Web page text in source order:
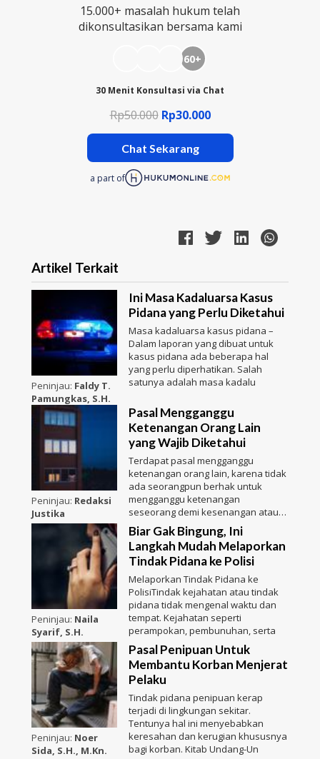
15.000+ masalah hukum telah
dikonsultasikan bersama kami
60+
30 Menit Konsultasi via Chat
Rp50.000 Rp30.000
Chat Sekarang
a part of
Artikel Terkait
Peninjau: Faldy T.
Pamungkas, S.H.
Ini Masa Kadaluarsa Kasus
Pidana yang Perlu Diketahui
Masa kadaluarsa kasus pidana –
Dalam laporan yang dibuat untuk
kasus pidana ada beberapa hal
yang perlu diperhatikan. Salah
satunya adalah masa kadalu
Peninjau: Redaksi
Justika
Pasal Mengganggu
Ketenangan Orang Lain
yang Wajib Diketahui
Terdapat pasal mengganggu
ketenangan orang lain, karena tidak
ada seorangpun berhak untuk
mengganggu ketenangan
seseorang demi kesenangan atau
kepenti
Peninjau: Naila
Syarif, S.H.
Biar Gak Bingung, Ini
Langkah Mudah Melaporkan
Tindak Pidana ke Polisi
Melaporkan Tindak Pidana ke
PolisiTindak kejahatan atau tindak
pidana tidak mengenal waktu dan
tempat. Kejahatan seperti
perampokan, pembunuhan, serta
Peninjau: Noer
Sida, S.H., M.Kn.
Pasal Penipuan Untuk
Membantu Korban Menjerat
Pelaku
Tindak pidana penipuan kerap
terjadi di lingkungan sekitar.
Tentunya hal ini menyebabkan
keresahan dan kerugian khususnya
bagi korban. Kitab Undang-Un